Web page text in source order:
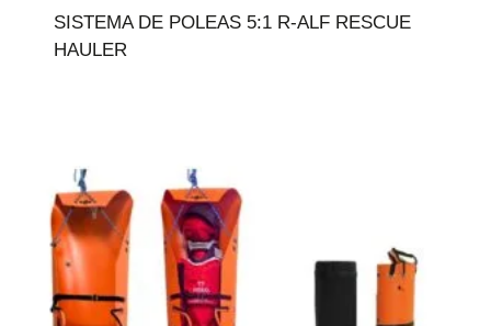
SISTEMA DE POLEAS 5:1 R-ALF RESCUE
HAULER